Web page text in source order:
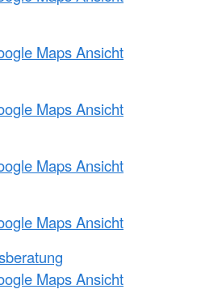
Maps Ansicht
Maps Ansicht
Maps Ansicht
Maps Ansicht
Maps Ansicht